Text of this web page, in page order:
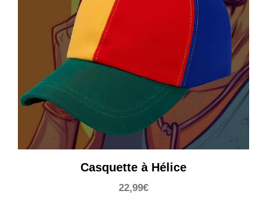
Casquette à Hélice
22,99€